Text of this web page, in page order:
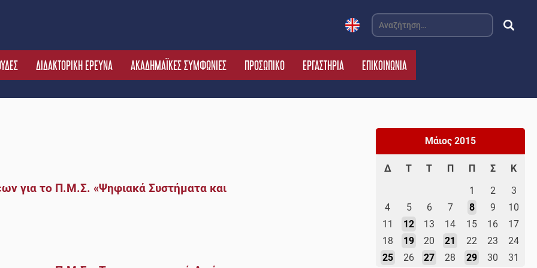
Αναζήτηση
για:
ΔΙΔΑΚΤΟΡΙΚΗ ΕΡΕΥΝΑ ΑΚΑΔΗΜΑΪΚΕΣ ΣΥΜΦΩΝΙΕΣ ΠΡΟΣΩΠΙΚΟ ΕΡΓΑΣΤΗΡΙΑ ΕΠΙΚΟΙΝΩΝΙΑ
για το Π.Μ.Σ. «Ψηφιακά Συστήματα και
Μάιος 2015
Δ Τ Τ Π Π Σ
Κ
1
2
3
4
5 6 7 8 9
10
11
12 13 14 15 16
17
18
19 20 21 22 23
24
25
26 27 28 29 30
31